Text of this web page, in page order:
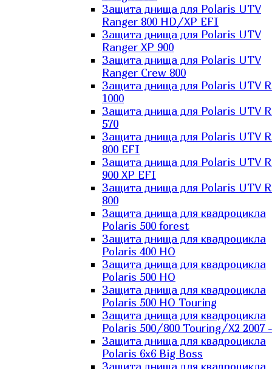
Защита днища для Polaris UTV
Ranger 800 HD/XP EFI
Защита днища для Polaris UTV
Ranger XP 900
Защита днища для Polaris UTV
Ranger Сrew 800
Защита днища для Polaris UTV
1000
Защита днища для Polaris UTV
570
Защита днища для Polaris UTV
800 EFI
Защита днища для Polaris UTV
900 XP EFI
Защита днища для Polaris UTV
800
Защита днища для квадроцикла
Polaris 500 forest
Защита днища для квадроцикла
Polaris 400 HO
Защита днища для квадроцикла
Polaris 500 HO
Защита днища для квадроцикла
Polaris 500 HO Touring
Защита днища для квадроцикла
Polaris 500/800 Touring/X2 2007 -
Защита днища для квадроцикла
Polaris 6х6 Big Boss
Защита днища для квадроцикла